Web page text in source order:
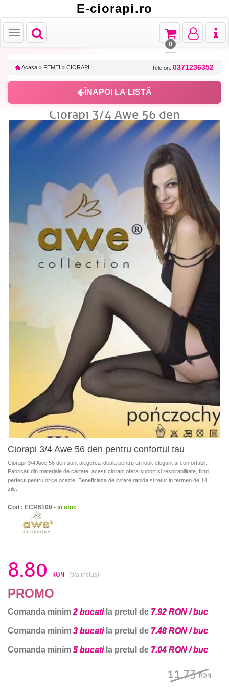
E-ciorapi.ro
Toggle
navigation
Toggle
Toggle
navigation
Toggle
navigation
Toggle
navigation
0
Acasa » FEMEI » CIORAPI Telefon: 0371236352
ÎNAPOI LA LISTĂ
Ciorapi 3/4 Awe 56 den
Ciorapi 3/4 Awe 56 den pentru confortul tau
Ciorapii 3/4 Awe 56 den sunt alegerea ideala pentru un look elegant si confortabil.
Fabricati din materiale de calitate, acesti ciorapi ofera suport si respirabilitate, fiind
perfecti pentru orice ocazie. Beneficiaza de livrare rapida si retur in termen de 14
zile.
Cod : ECR6109 - in stoc
8.80 RON (tva inclus)
PROMO
Comanda minim 2 bucatila pretul de 7.92 RON / buc
Comanda minim 3 bucatila pretul de 7.48 RON / buc
Comanda minim 5 bucatila pretul de 7.04 RON / buc
11.73RON